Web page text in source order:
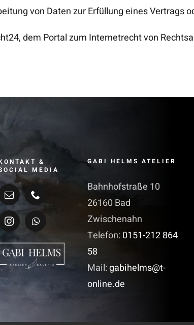
von Daten zur Erfüllung eines
dem Portal zum Internetrecht von
&
MEDIA
GABI HELMS ATELIER
Bahnhofstraße 10
26160 Bad
Zwischenahn
Telefon: 0151-212 864
58
Mail:gabihelms@t-
online.de